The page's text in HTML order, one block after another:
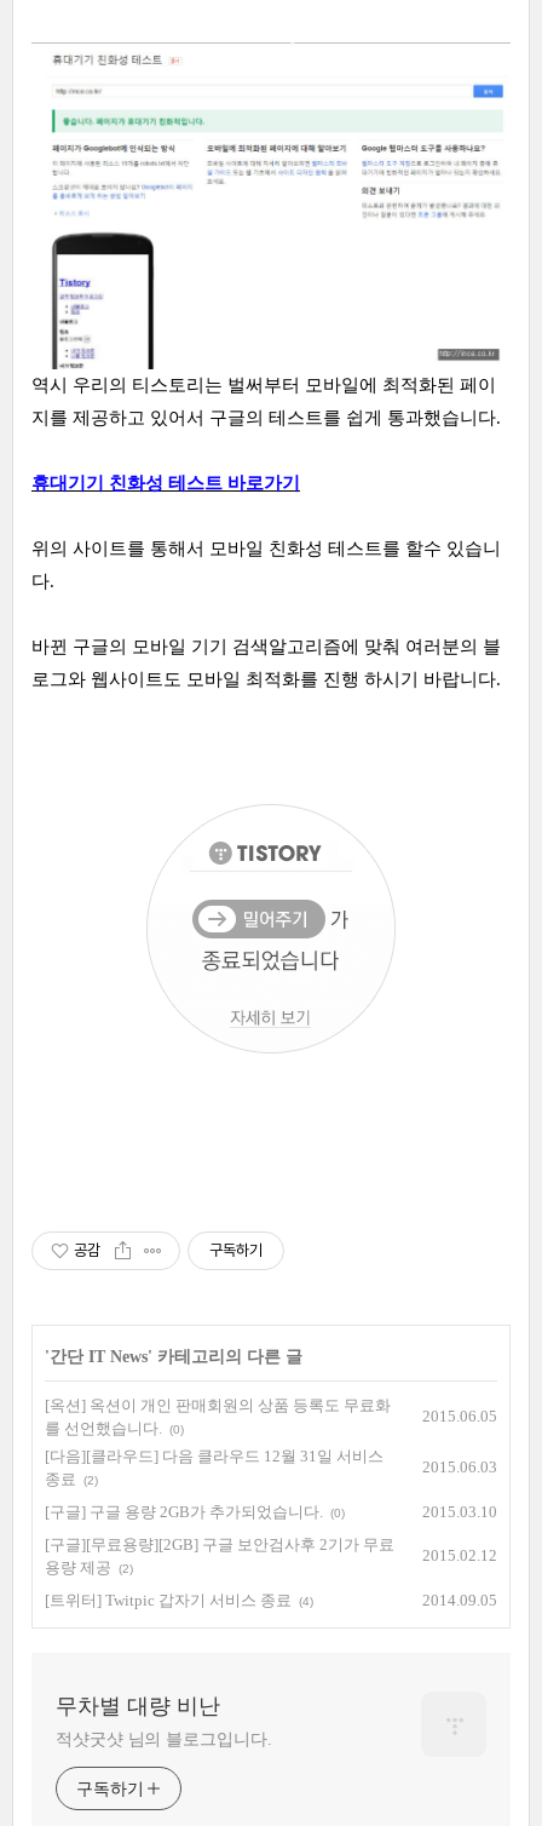
역시 우리의 티스토리는 벌써부터 모바일에 최적화된 페이
지를 제공하고 있어서 구글의 테스트를 쉽게 통과했습니다.
휴대기기 친화성 테스트 바로가기
위의 사이트를 통해서 모바일 친화성 테스트를 할수 있습니
다.
바뀐 구글의 모바일 기기 검색알고리즘에 맞춰 여러분의 블
로그와 웹사이트도 모바일 최적화를 진행 하시기 바랍니다.
공감 구독하기
'간단 IT News' 카테고리의 다른 글
[옥션] 옥션이 개인 판매회원의 상품 등록도 무료화
를 선언했습니다.
(0)
2015.06.05
[다음][클라우드] 다음 클라우드 12월 31일 서비스
종료
(2)
2015.06.03
[구글] 구글 용량 2GB가 추가되었습니다. (0)
2015.03.10
[구글][무료용량][2GB] 구글 보안검사후 2기가 무료
용량 제공
(2)
2015.02.12
[트위터] Twitpic 갑자기 서비스 종료 (4) 2014.09.05
무차별 대량 비난
적샷굿샷 님의 블로그입니다.
구독하기